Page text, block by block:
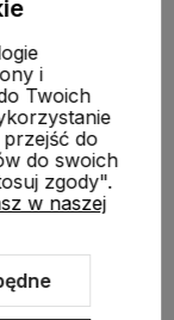
i
Twoich
do
do swoich
zgody".
w naszej